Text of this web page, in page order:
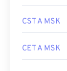
CST A MSK
CET A MSK